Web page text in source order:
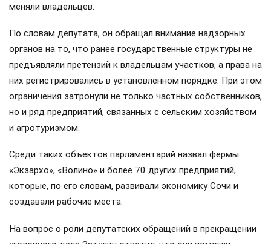
меняли владельцев.
По словам депутата, он обращал внимание надзорных
органов на то, что ранее государственные структуры не
предъявляли претензий к владельцам участков, а права на
них регистрировались в установленном порядке. При этом
ограничения затронули не только частных собственников,
но и ряд предприятий, связанных с сельским хозяйством
и агротуризмом.
Среди таких объектов парламентарий назвал фермы
«Экзархо», «Волино» и более 70 других предприятий,
которые, по его словам, развивали экономику Сочи и
создавали рабочие места.
На вопрос о роли депутатских обращений в прекращении